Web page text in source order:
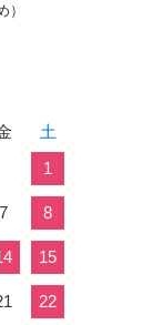
土
1
7 8
15
22